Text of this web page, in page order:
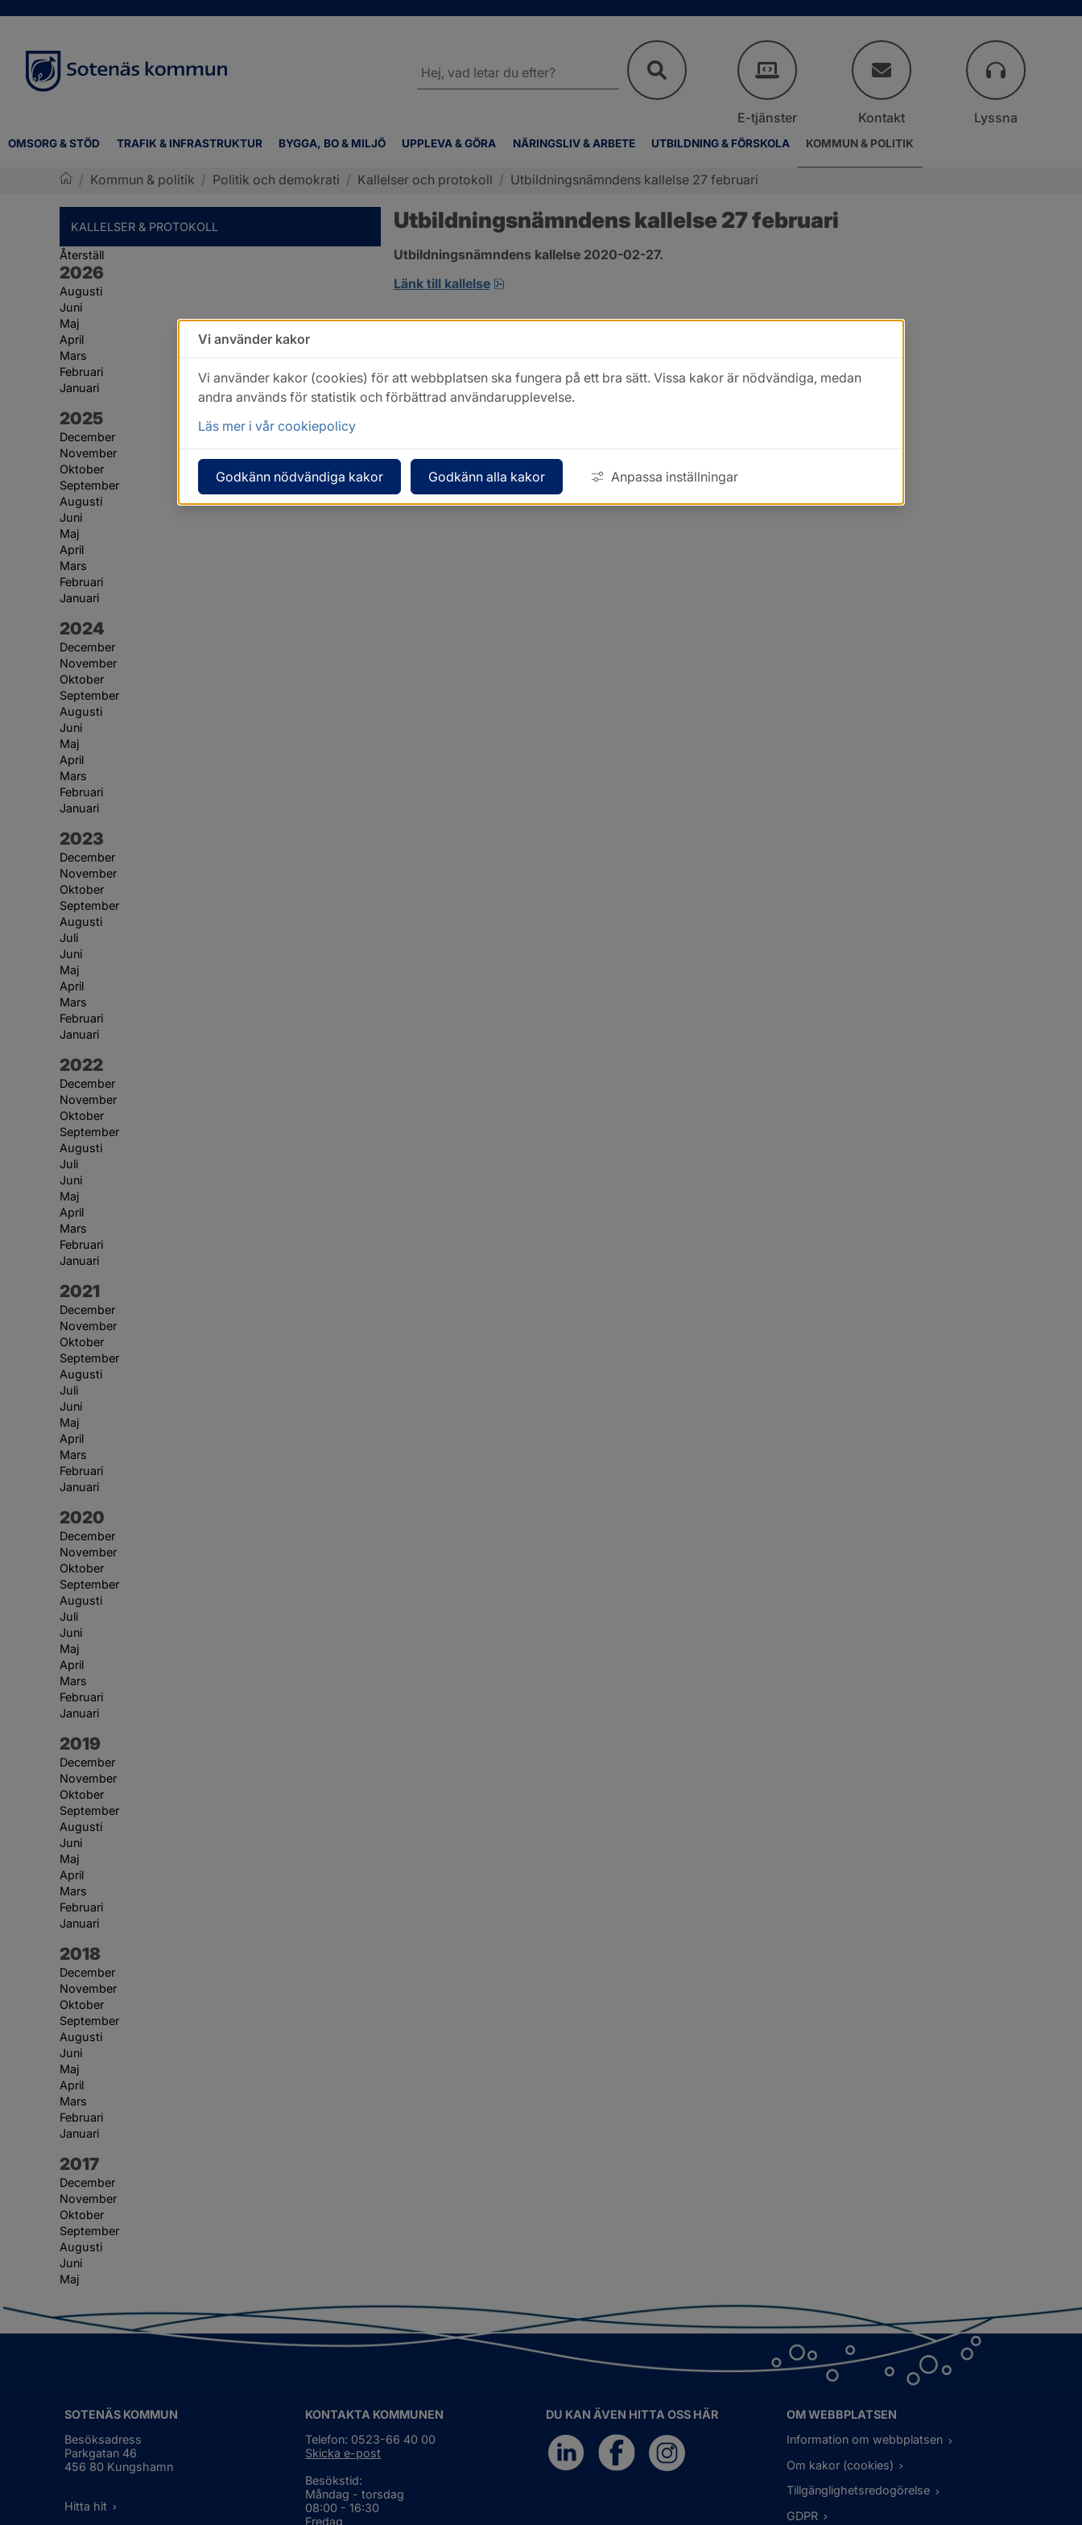
OMSORG & STÖD TRAFIK & INFRASTRUKTUR BYGGA, BO & MILJÖ UPPLEVA & GÖRA NÄRINGSLIV & ARBETE UTBILDNING & FÖRSKOLA KOMMUN & POLITIK
webbplatsen
E-tjänster Kontakt Lyssna
/ Kommun & politik / Politik och demokrati / Kallelser och protokoll / Utbildningsnämndens kallelse 27 februari
KALLELSER & PROTOKOLL
Återställ
År:
2026
Augusti
Juni
Maj
April
Mars
Februari
Januari
År:
2025
December
November
Oktober
September
Augusti
Juni
Maj
April
Mars
Februari
Januari
År:
2024
December
November
Oktober
September
Augusti
Juni
Maj
April
Mars
Februari
Januari
År:
2023
December
November
Oktober
September
Augusti
Juli
Juni
Maj
April
Mars
Februari
Januari
År:
2022
December
November
Oktober
September
Augusti
Juli
Juni
Maj
April
Mars
Februari
Januari
År:
2021
December
November
Oktober
September
Augusti
Juli
Juni
Maj
April
Mars
Februari
Januari
År:
2020
December
November
Oktober
September
Augusti
Juli
Juni
Maj
April
Mars
Februari
Januari
År:
2019
December
November
Oktober
September
Augusti
Juni
Maj
April
Mars
Februari
Januari
År:
2018
December
November
Oktober
September
Augusti
Juni
Maj
April
Mars
Februari
Januari
År:
2017
December
November
Oktober
September
Augusti
Juni
Maj
Utbildningsnämndens kallelse 27 februari
Utbildningsnämndens kallelse 2020-02-27.
Länk till kallelse
pdf, öppnas i nytt fönster.
SOTENÄS KOMMUN
Besöksadress
Parkgatan 46
456 80 Kungshamn
Hitta hit
KONTAKTA KOMMUNEN
Telefon: 0523-66 40 00
Skicka e-post
Besökstid:
Måndag - torsdag
08:00 - 16:30
Fredag
DU KAN ÄVEN HITTA OSS HÄR
OM WEBBPLATSEN
Information om webbplatsen
Om kakor (cookies)
Tillgänglighetsredogörelse
GDPR
Vi använder kakor
Vi använder kakor (cookies) för att webbplatsen ska fungera på ett bra sätt. Vissa kakor är nödvändiga, medan
andra används för statistik och förbättrad användarupplevelse.
Läs mer i vår cookiepolicy
Godkänn nödvändiga kakor Godkänn alla kakor Anpassa inställningar